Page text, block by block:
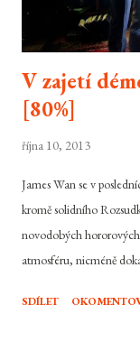
V zajetí
[80%]
října 10, 2013
James Wan se v
kromě solidního
novodobých
atmosféru, nicméně
nebo kupříkladu velmi
SDÍLET